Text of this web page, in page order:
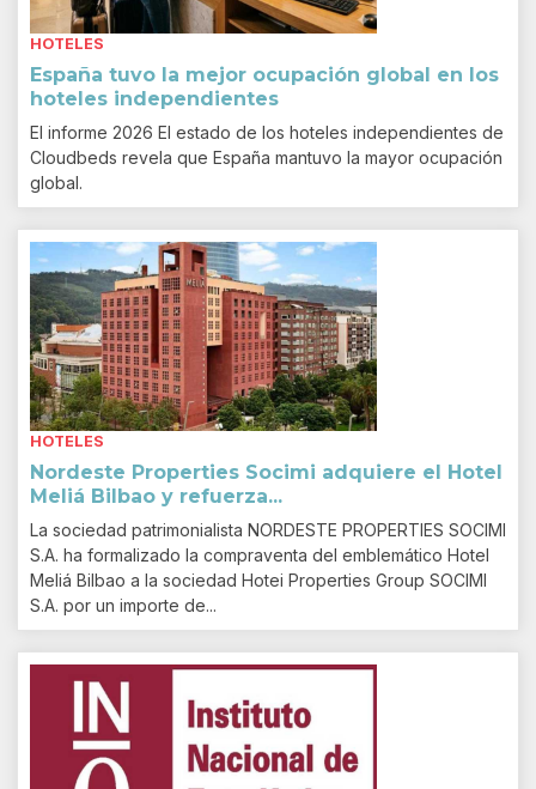
HOTELES
España tuvo la mejor ocupación global en los
hoteles independientes
El informe 2026 El estado de los hoteles independientes de
Cloudbeds revela que España mantuvo la mayor ocupación
global.
HOTELES
Nordeste Properties Socimi adquiere el Hotel
Meliá Bilbao y refuerza...
La sociedad patrimonialista NORDESTE PROPERTIES SOCIMI
S.A. ha formalizado la compraventa del emblemático Hotel
Meliá Bilbao a la sociedad Hotei Properties Group SOCIMI
S.A. por un importe de...